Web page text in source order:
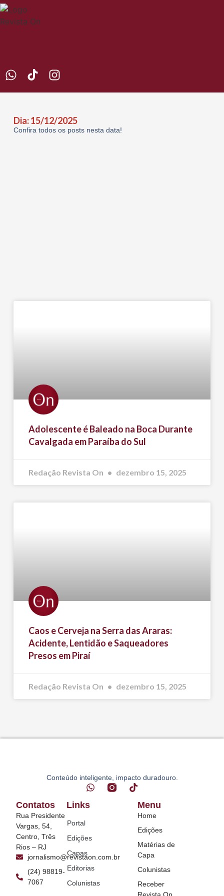
Dia: 15/12/2025
Confira todos os posts nesta data!
Adolescente é Baleado na Boca Durante
Cavalgada em Paraíba do Sul
Redação Revista On dezembro 15, 2025
Caos e Cerveja na Serra das Araras:
Acidente, Lentidão e Saqueadores
Presos em Piraí
Redação Revista On dezembro 15, 2025
Conteúdo inteligente, impacto duradouro.
Links
Portal
Edições
Capas
Editorias
Colunistas
Menu
Home
Edições
Matérias de
Capa
Colunistas
Receber
Contatos
Rua Presidente
Vargas, 54,
Centro, Três
Rios – RJ
jornalismo@revistaon.com.br
(24) 98819-
7067